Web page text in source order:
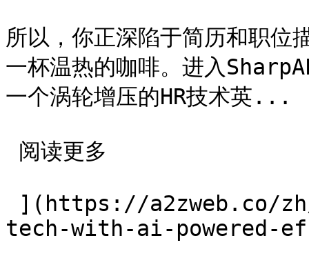
所以，你正深陷于简历和职位
一杯温热的咖啡。进入
一个涡轮增压的HR技术英...